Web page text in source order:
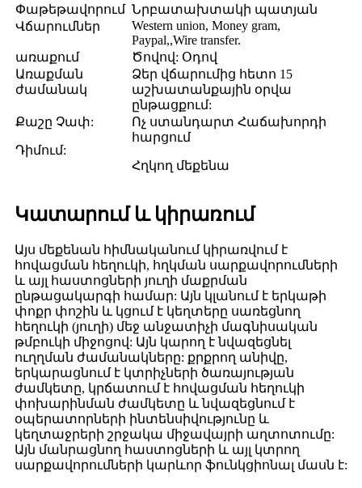
Փաթեթավորում Նրբատախտակի պատյան
Վճարումներ
Western union, Money gram,
Paypal,,Wire transfer.
առաքում
Ծովով: Օդով
Առաքման
ժամանակ
Ձեր վճարումից հետո 15
աշխատանքային օրվա
ընթացքում:
Քաշը Չափ:
Դիմում:
Ոչ ստանդարտ Հաճախորդի
հարցում
Հղկող մեքենա
Կատարում և կիրառում
Այս մեքենան հիմնականում կիրառվում է
հովացման հեղուկի, հղկման սարքավորումների
և այլ հաստոցների յուղի մաքրման
ընթացակարգի համար: Այն կլանում է երկաթի
փոքր փոշին և կցում է կեղտերը սառեցնող
հեղուկի (յուղի) մեջ անջատիչի մագնիսական
թմբուկի միջոցով: Այն կարող է նվազեցնել
ուղղման ժամանակները: քրքրող անիվը,
երկարացնում է կտրիչների ծառայության
ժամկետը, կրճատում է հովացման հեղուկի
փոխարինման ժամկետը և նվազեցնում է
օպերատորների ինտենսիվությունը և
կեղտաջրերի շրջակա միջավայրի աղտոտումը:
Այն մանրացնող հաստոցների և այլ կտրող
սարքավորումների կարևոր ֆունկցիոնալ մասն է: